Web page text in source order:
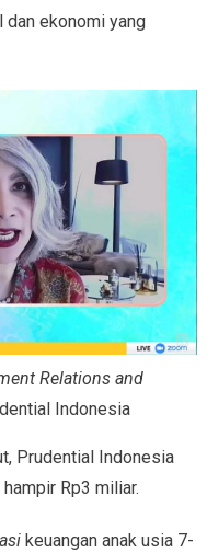
ekonomi yang
Relations and
Indonesia
Prudential Indonesia
Rp3 miliar.
keuangan anak usia 7-